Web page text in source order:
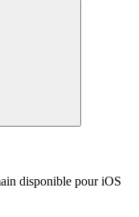
disponible pour iOS